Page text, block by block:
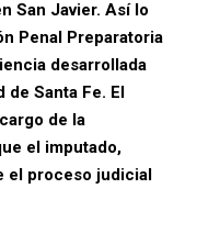
San Javier. Así lo
Penal Preparatoria
desarrollada
Santa Fe. El
de la
el imputado,
el proceso judicial